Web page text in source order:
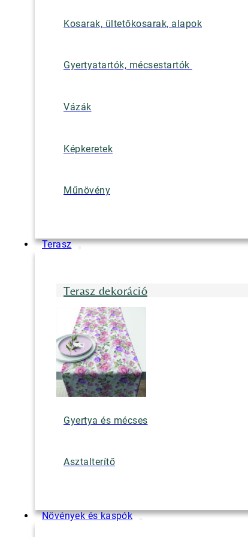
Kosarak, ültetőkosarak, alapok
Gyertyatartók, mécsestartók
Vázák
Képkeretek
Műnövény
Terasz
Terasz dekoráció
Gyertya és mécses
Asztalterítő
Növények és kaspók